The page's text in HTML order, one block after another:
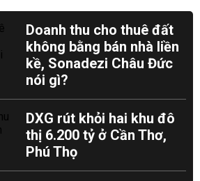
Doanh thu cho thuê đất
không bằng bán nhà liền
kề, Sonadezi Châu Đức
nói gì?
DXG rút khỏi hai khu đô
thị 6.200 tỷ ở Cần Thơ,
Phú Thọ